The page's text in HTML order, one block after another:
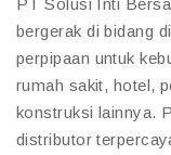
bergerak di bidang
perpipaan untuk
rumah sakit, hotel,
konstruksi lainnya.
distributor